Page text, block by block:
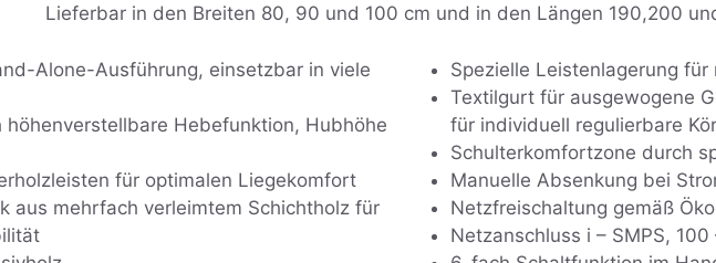
Lieferbar in den Breiten 80, 90 und 100 cm und in den Längen 190,200
Alone-Ausführung, einsetzbar in viele
Hebefunktion, Hubhöhe
für optimalen Liegekomfort
aus mehrfach verleimtem Schichtholz für
Spezielle Leistenlagerung
Textilgurt für ausgewogene
für individuell regulierbare
Schulterkomfortzone durch
Manuelle Absenkung bei
Netzfreischaltung gemäß
Netzanschluss i – SMPS,